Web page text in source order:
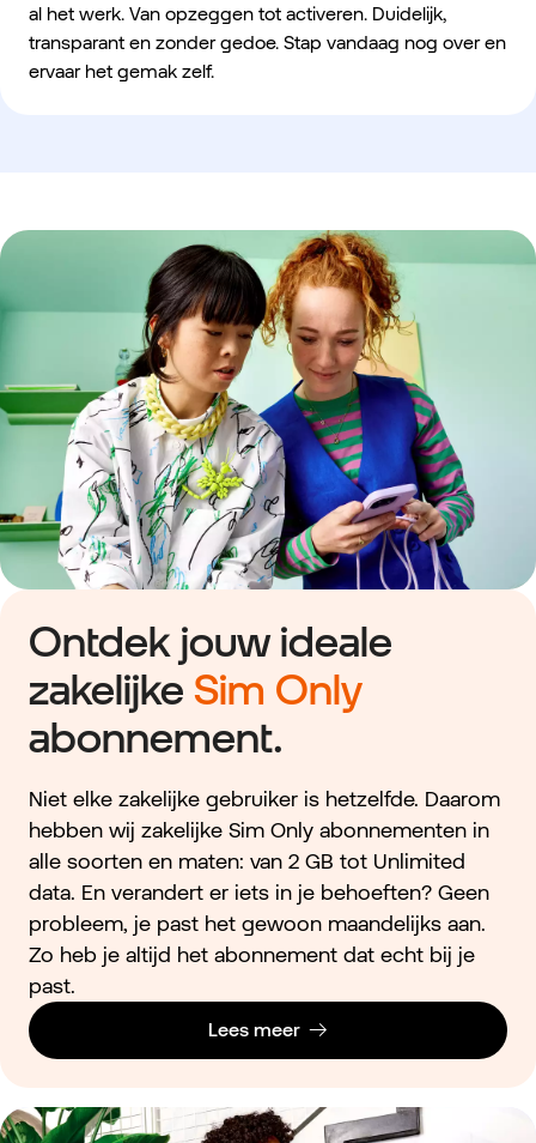
al het werk. Van opzeggen tot activeren. Duidelijk,
transparant en zonder gedoe. Stap vandaag nog over en
ervaar het gemak zelf.
Ontdek jouw ideale
zakelijke Sim Only
abonnement.
Niet elke zakelijke gebruiker is hetzelfde. Daarom
hebben wij zakelijke Sim Only abonnementen in
alle soorten en maten: van 2 GB tot Unlimited
data. En verandert er iets in je behoeften? Geen
probleem, je past het gewoon maandelijks aan.
Zo heb je altijd het abonnement dat echt bij je
past.
Lees meer